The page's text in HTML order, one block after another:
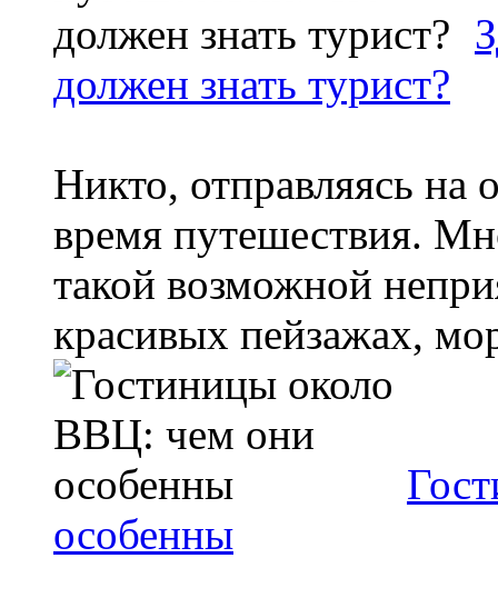
должен знать турист?
Никто, отправляясь на
время путешествия.
такой возможной
красивых пейзажах,
особенны